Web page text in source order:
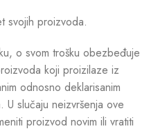
svojih proizvoda.
o svom trošku obezbeđuje
koji proizilaze iz
odnosno deklarisanim
U slučaju neizvršenja ove
proizvod novim ili vratiti